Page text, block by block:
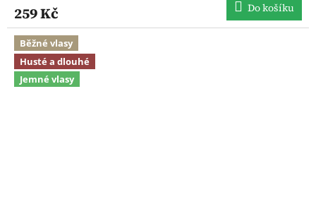
259 Kč Do košíku
Běžné vlasy
Husté a dlouhé
Jemné vlasy